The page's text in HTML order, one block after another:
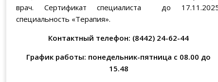
врач. Сертификат специалиста до
специальность «Терапия».
Контактный телефон: (8442) 24-62-44
График работы: понедельник-пятница с 08.00 до
15.48